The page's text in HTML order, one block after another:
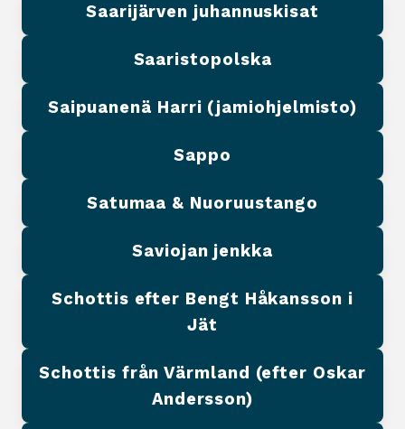
Saarijärven juhannuskisat
Saaristopolska
Saipuanenä Harri (jamiohjelmisto)
Sappo
Satumaa & Nuoruustango
Saviojan jenkka
Schottis efter Bengt Håkansson i
Jät
Schottis från Värmland (efter Oskar
Andersson)